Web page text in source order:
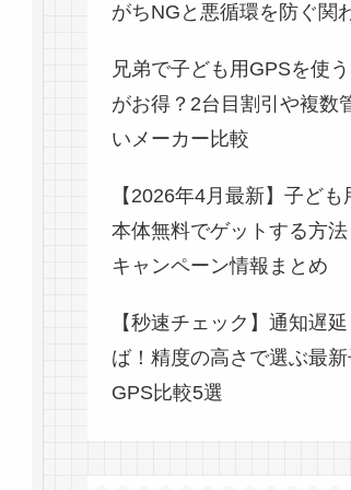
がちNGと悪循環を防ぐ関
兄弟で子ども用GPSを使
がお得？2台目割引や複数
いメーカー比較
【2026年4月最新】子ども
本体無料でゲットする方
キャンペーン情報まとめ
【秒速チェック】通知遅
ば！精度の高さで選ぶ最新
GPS比較5選